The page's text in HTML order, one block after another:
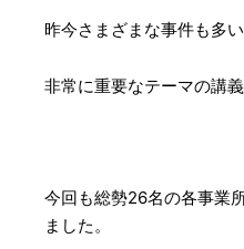
昨今さまざまな事件も多
非常に重要なテーマの講
今回も総勢26名の各事業
ました。